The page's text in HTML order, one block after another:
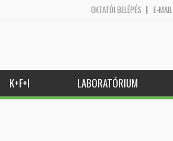
OKTATÓI BELÉPÉS E-MAIL
K+F+I LABORATÓRIUM